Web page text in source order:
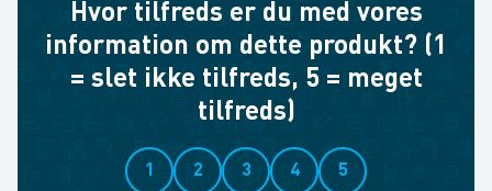
Hvor tilfreds er du med vores
information om dette produkt? (1
= slet ikke tilfreds, 5 = meget
tilfreds)
1 2 3 4 5